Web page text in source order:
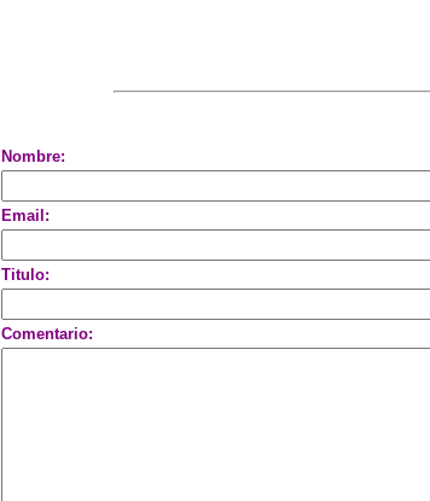
Nombre:
Email:
Titulo:
Comentario: